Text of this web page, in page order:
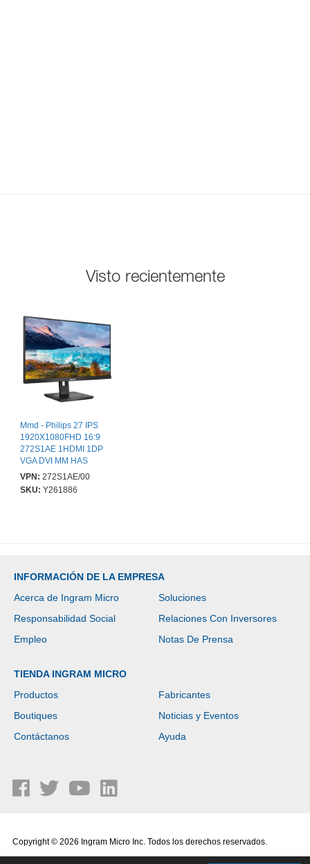
Visto recientemente
Mmd - Philips 27 IPS
1920X1080FHD 16:9
272S1AE 1HDMI 1DP
VGA DVI MM HAS
VPN: 272S1AE/00
SKU: Y261886
INFORMACIÓN DE LA EMPRESA
Acerca de Ingram Micro
Soluciones
Responsabilidad Social
Relaciones Con Inversores
Empleo
Notas De Prensa
TIENDA INGRAM MICRO
Productos
Fabricantes
Boutiques
Noticias y Eventos
Contáctanos
Ayuda
Copyright © 2026 Ingram Micro Inc. Todos los derechos reservados.